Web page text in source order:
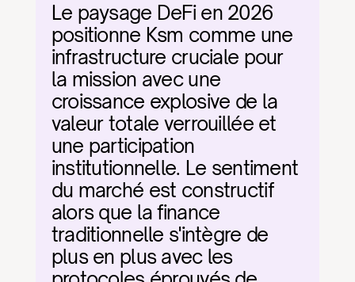
Le paysage DeFi en 2026
positionne Ksm comme une
infrastructure cruciale pour
la mission avec une
croissance explosive de la
valeur totale verrouillée et
une participation
institutionnelle. Le sentiment
du marché est constructif
alors que la finance
traditionnelle s'intègre de
plus en plus avec les